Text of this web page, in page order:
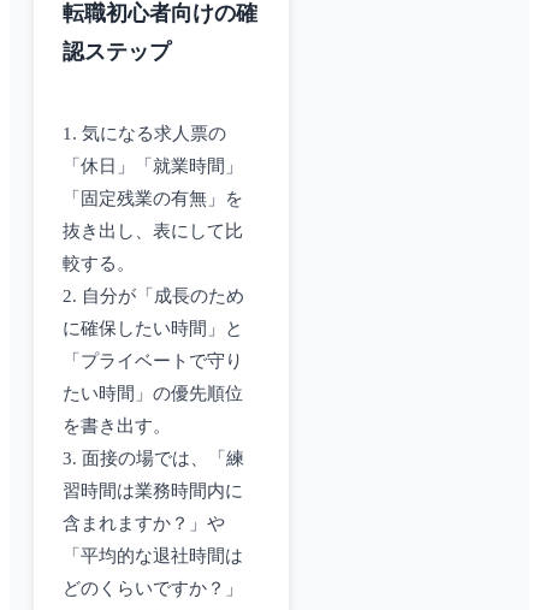
転職初心者向けの確
認ステップ
1. 気になる求人票の
「休日」「就業時間」
「固定残業の有無」を
抜き出し、表にして比
較する。
2. 自分が「成長のため
に確保したい時間」と
「プライベートで守り
たい時間」の優先順位
を書き出す。
3. 面接の場では、「練
習時間は業務時間内に
含まれますか？」や
「平均的な退社時間は
どのくらいですか？」